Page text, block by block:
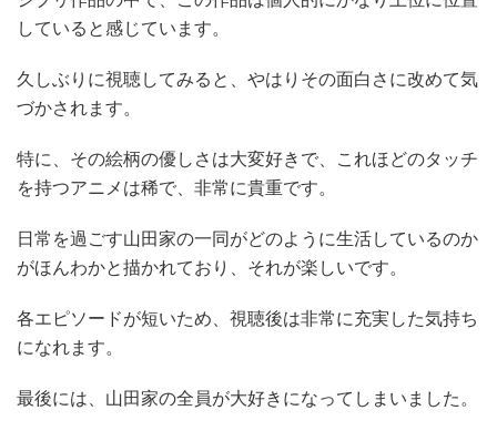
していると感じています。
久しぶりに視聴してみると、やはりその面白さに改めて気
づかされます。
特に、その絵柄の優しさは大変好きで、これほどのタッチ
を持つアニメは稀で、非常に貴重です。
日常を過ごす山田家の一同がどのように生活しているのか
がほんわかと描かれており、それが楽しいです。
各エピソードが短いため、視聴後は非常に充実した気持ち
になれます。
最後には、山田家の全員が大好きになってしまいました。